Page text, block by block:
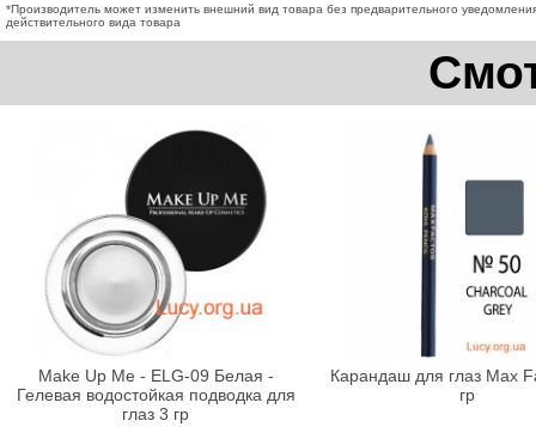
*Производитель может изменить внешний вид товара без предварительного
действительного вида товара
Make Up Me - ELG-09 Белая -
Гелевая водостойкая подводка для
глаз 3 гр
Карандаш для глаз Max
гр